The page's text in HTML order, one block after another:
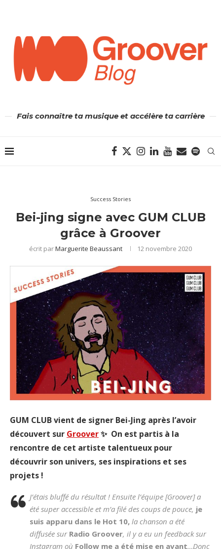
Fais connaître ta musique et accélère ta carrière
Success Stories
Bei-jing signe avec GUM CLUB
grâce à Groover
écrit parMarguerite Beaussant 12 novembre 2020
GUM CLUB vient de signer Bei-Jing après l’avoir
découvert sur Groover✨ On est partis à la
rencontre de cet artiste talentueux pour
découvrir son univers, ses inspirations et ses
projets !
J’étais bluffé du résultat ! Ensuite l’équipe [Groover] a
été super accessible et m’a filé des coups de pouce, je
suis apparu dans le Hot 10, la chanson a été
diffusée sur Radio Groover, il y a eu un feedback sur
Instagram où Follow me a été mise en avant…Donc